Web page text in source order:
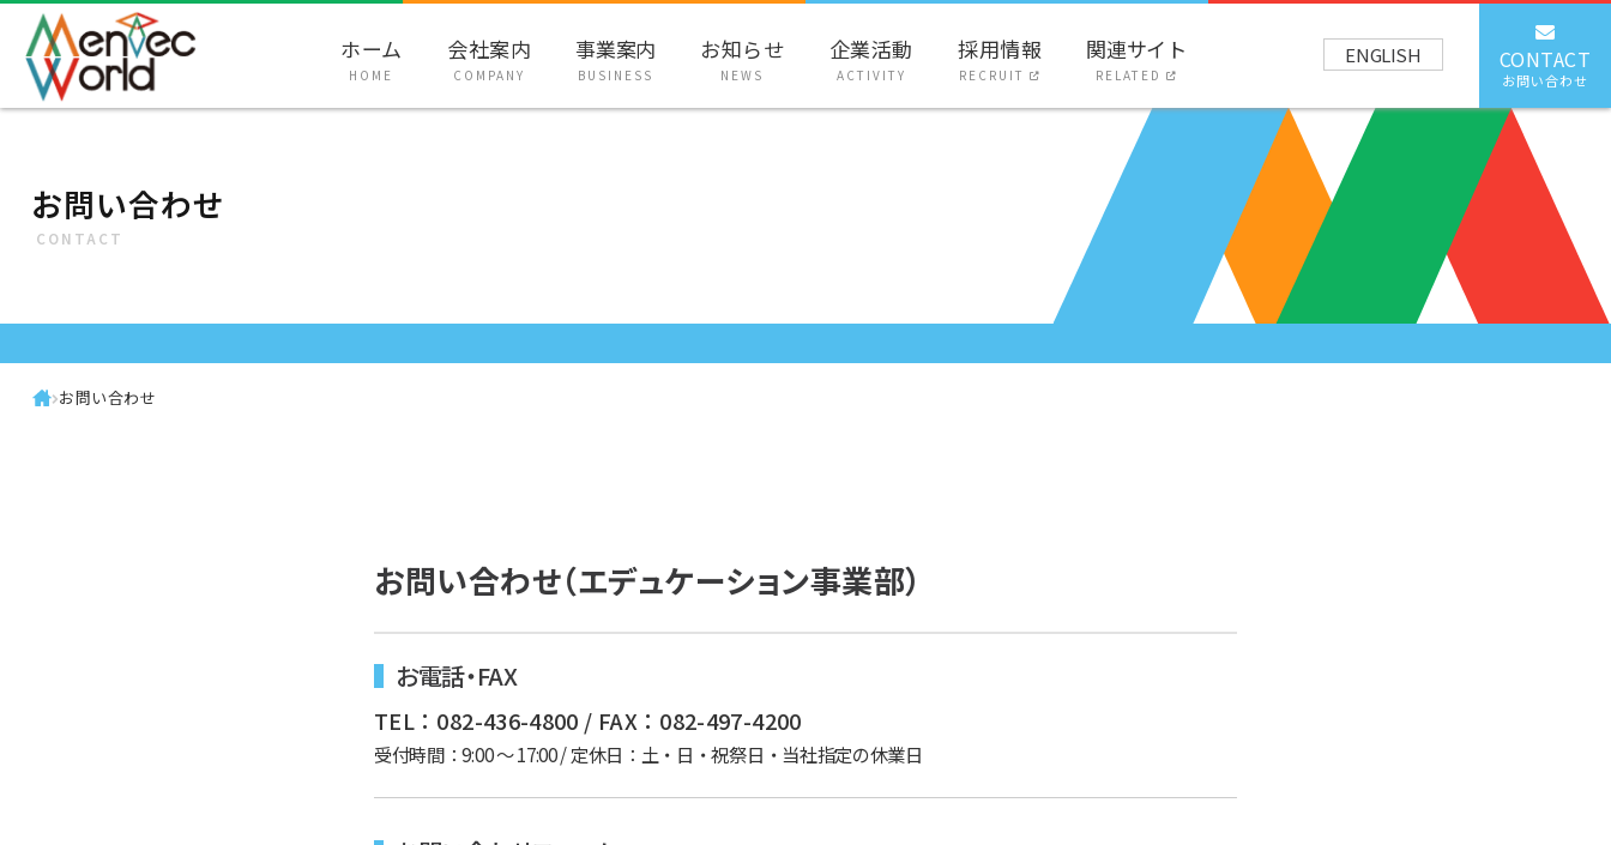
ホーム
HOME
会社案内
COMPANY
事業案内
BUSINESS
お知らせ
NEWS
企業活動
ACTIVITY
採用情報
RECRUIT
関連サイト
RELATED
ENGLISH CONTACT
お問い合わせ
お問い合わせ
CONTACT
お問い合わせ
お問い合わせ（エデュケーション事業部）
お電話・FAX
TEL：082-436-4800 / FAX：082-497-4200
受付時間：9:00 ～ 17:00 / 定休日：土・日・祝祭日・当社指定の休業日